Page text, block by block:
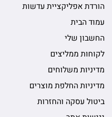
הורדת אפליקציית עדשות
עמוד הבית
החשבון שלי
לקוחות ממליצים
מדיניות משלוחים
מדיניות החלפת מוצרים
ביטול עסקה והחזרות